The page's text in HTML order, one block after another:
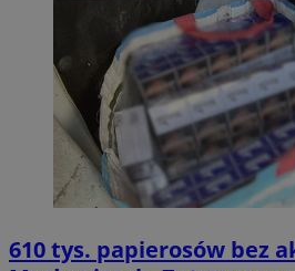
610 tys. papierosów bez